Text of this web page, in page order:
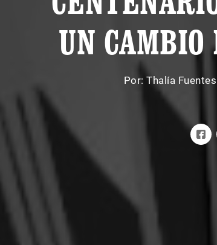
UN CAMBIO
Por:Thalía